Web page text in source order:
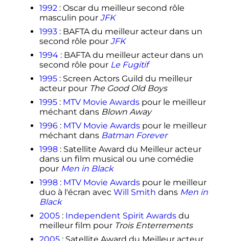
1992 : Oscar du meilleur second rôle
masculin pour JFK
1993 : BAFTA du meilleur acteur dans un
second rôle pour JFK
1994 : BAFTA du meilleur acteur dans un
second rôle pour Le Fugitif
1995 : Screen Actors Guild du meilleur
acteur pour The Good Old Boys
1995 : MTV Movie Awardspour le meilleur
méchant dans Blown Away
1996 : MTV Movie Awardspour le meilleur
méchant dans Batman Forever
1998 : Satellite Award du Meilleur acteur
dans un film musical ou une comédie
pour Men in Black
1998 : MTV Movie Awardspour le meilleur
duo à l'écran avec Will Smith dans Men in
Black
2005 : Independent Spirit Awardsdu
meilleur film pour Trois Enterrements